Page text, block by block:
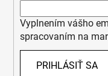
Vyplnením vášho
spracovaním na
PRIHLÁSIŤ SA